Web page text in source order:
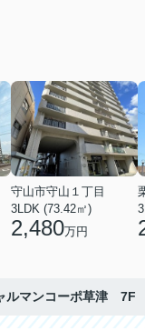
守山市守山１丁目
3LDK (73.42㎡)
2,480万円
ルマンコーポ草津 7F